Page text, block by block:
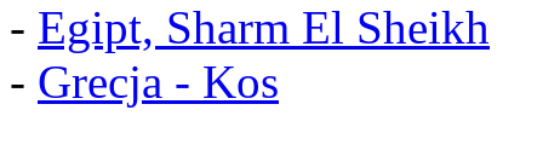
- Egipt, Sharm El Sheikh
- Grecja - Kos